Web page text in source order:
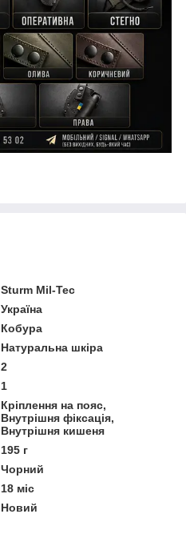
Sturm Mil-Tec
Україна
Кобура
Натуральна шкіра
2
1
Кріплення на пояс,
Внутрішня фіксація,
Внутрішня кишеня
195 г
Чорний
18 міс
Новий